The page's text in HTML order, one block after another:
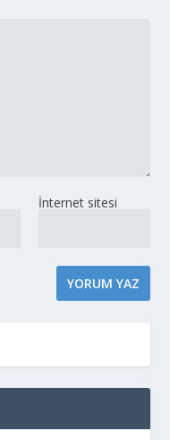
İnternet sitesi